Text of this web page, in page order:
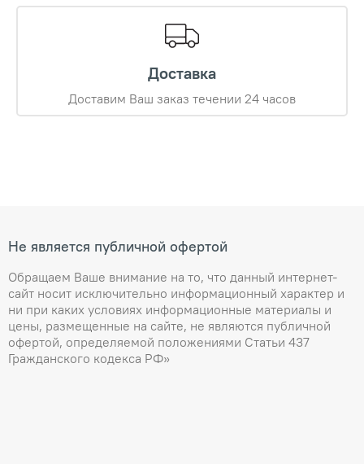
Доставка
Доставим Ваш заказ течении 24 часов
Не является публичной офертой
Обращаем Ваше внимание на то, что данный интернет-
сайт носит исключительно информационный характер и
ни при каких условиях информационные материалы и
цены, размещенные на сайте, не являются публичной
офертой, определяемой положениями Статьи 437
Гражданского кодекса РФ»